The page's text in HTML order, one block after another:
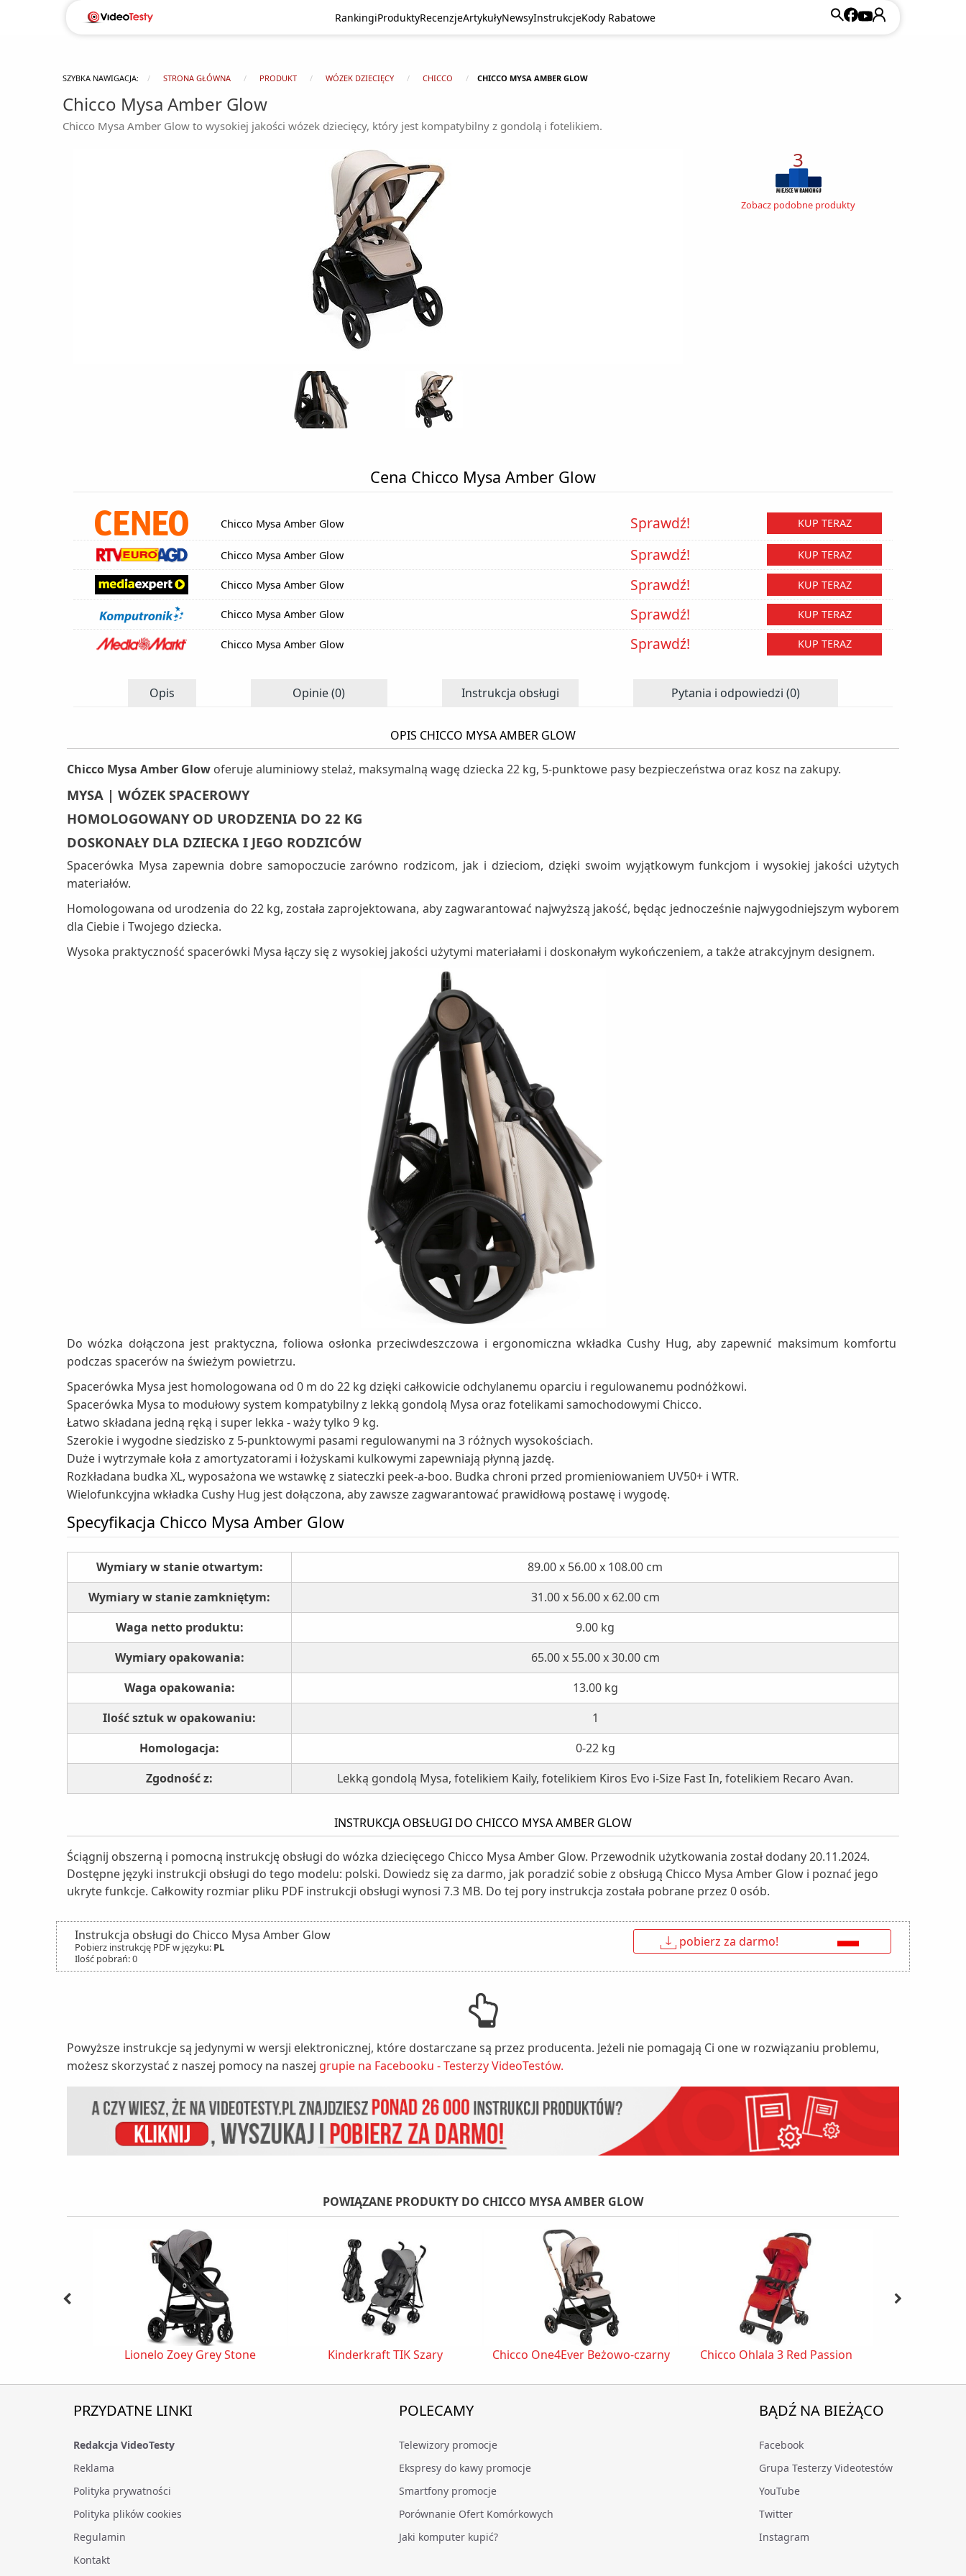
RankingiProduktyRecenzjeArtykułyNewsyInstrukcjeKody Rabatowe
SZYBKA NAWIGACJA: STRONA GŁÓWNA PRODUKT WÓZEK DZIECIĘCY CHICCO CHICCO MYSA AMBER GLOW
Chicco Mysa Amber Glow
Chicco Mysa Amber Glow to wysokiej jakości wózek dziecięcy, który jest kompatybilny z gondolą i fotelikiem.
3
Zobacz podobne produkty
Cena Chicco Mysa Amber Glow
Chicco Mysa Amber Glow Sprawdź! KUP TERAZ
Chicco Mysa Amber Glow Sprawdź! KUP TERAZ
Chicco Mysa Amber Glow Sprawdź! KUP TERAZ
Chicco Mysa Amber Glow Sprawdź! KUP TERAZ
Chicco Mysa Amber Glow Sprawdź! KUP TERAZ
Opis Opinie (0) Instrukcja obsługi Pytania i odpowiedzi (0)
OPIS CHICCO MYSA AMBER GLOW
Chicco Mysa Amber Glow oferuje aluminiowy stelaż, maksymalną wagę dziecka 22 kg, 5-punktowe pasy bezpieczeństwa oraz kosz na zakupy.
MYSA | WÓZEK SPACEROWY
HOMOLOGOWANY OD URODZENIA DO 22 KG
DOSKONAŁY DLA DZIECKA I JEGO RODZICÓW
Spacerówka Mysa zapewnia dobre samopoczucie zarówno rodzicom, jak i dzieciom, dzięki swoim wyjątkowym funkcjom i wysokiej jakości użytych
materiałów.
Homologowana od urodzenia do 22 kg, została zaprojektowana, aby zagwarantować najwyższą jakość, będąc jednocześnie najwygodniejszym wyborem
dla Ciebie i Twojego dziecka.
Wysoka praktyczność spacerówki Mysa łączy się z wysokiej jakości użytymi materiałami i doskonałym wykończeniem, a także atrakcyjnym designem.
Do wózka dołączona jest praktyczna, foliowa osłonka przeciwdeszczowa i ergonomiczna wkładka Cushy Hug, aby zapewnić maksimum komfortu
podczas spacerów na świeżym powietrzu.
Spacerówka Mysa jest homologowana od 0 m do 22 kg dzięki całkowicie odchylanemu oparciu i regulowanemu podnóżkowi.
Spacerówka Mysa to modułowy system kompatybilny z lekką gondolą Mysa oraz fotelikami samochodowymi Chicco.
Łatwo składana jedną ręką i super lekka - waży tylko 9 kg.
Szerokie i wygodne siedzisko z 5-punktowymi pasami regulowanymi na 3 różnych wysokościach.
Duże i wytrzymałe koła z amortyzatorami i łożyskami kulkowymi zapewniają płynną jazdę.
Rozkładana budka XL, wyposażona we wstawkę z siateczki peek-a-boo. Budka chroni przed promieniowaniem UV50+ i WTR.
Wielofunkcyjna wkładka Cushy Hug jest dołączona, aby zawsze zagwarantować prawidłową postawę i wygodę.
Specyfikacja Chicco Mysa Amber Glow
Wymiary w stanie otwartym:
89.00 x 56.00 x 108.00 cm
Wymiary w stanie zamkniętym:
31.00 x 56.00 x 62.00 cm
Waga netto produktu:
9.00 kg
Wymiary opakowania:
65.00 x 55.00 x 30.00 cm
Waga opakowania:
13.00 kg
Ilość sztuk w opakowaniu:
1
Homologacja:
0-22 kg
Zgodność z:
Lekką gondolą Mysa, fotelikiem Kaily, fotelikiem Kiros Evo i-Size Fast In, fotelikiem Recaro Avan.
INSTRUKCJA OBSŁUGI DO CHICCO MYSA AMBER GLOW
Ściągnij obszerną i pomocną instrukcję obsługi do wózka dziecięcego Chicco Mysa Amber Glow. Przewodnik użytkowania został dodany 20.11.2024.
Dostępne języki instrukcji obsługi do tego modelu: polski. Dowiedz się za darmo, jak poradzić sobie z obsługą Chicco Mysa Amber Glow i poznać jego
ukryte funkcje. Całkowity rozmiar pliku PDF instrukcji obsługi wynosi 7.3 MB. Do tej pory instrukcja została pobrane przez 0 osób.
Instrukcja obsługi do Chicco Mysa Amber Glow
Pobierz instrukcję PDF w języku: PL
Ilość pobrań: 0
↓ pobierz za darmo!
Powyższe instrukcje są jedynymi w wersji elektronicznej, które dostarczane są przez producenta. Jeżeli nie pomagają Ci one w rozwiązaniu problemu,
możesz skorzystać z naszej pomocy na naszej grupie na Facebooku - Testerzy VideoTestów.
POWIĄZANE PRODUKTY DO CHICCO MYSA AMBER GLOW
Lionelo Zoey Grey Stone Kinderkraft TIK Szary Chicco One4Ever Beżowo-czarny Chicco Ohlala 3 Red Passion
PRZYDATNE LINKI
Redakcja VideoTesty
Reklama
Polityka prywatności
Polityka plików cookies
Regulamin
Kontakt
POLECAMY
Telewizory promocje
Ekspresy do kawy promocje
Smartfony promocje
Porównanie Ofert Komórkowych
Jaki komputer kupić?
BĄDŹ NA BIEŻĄCO
Facebook
Grupa Testerzy Videotestów
YouTube
Twitter
Instagram